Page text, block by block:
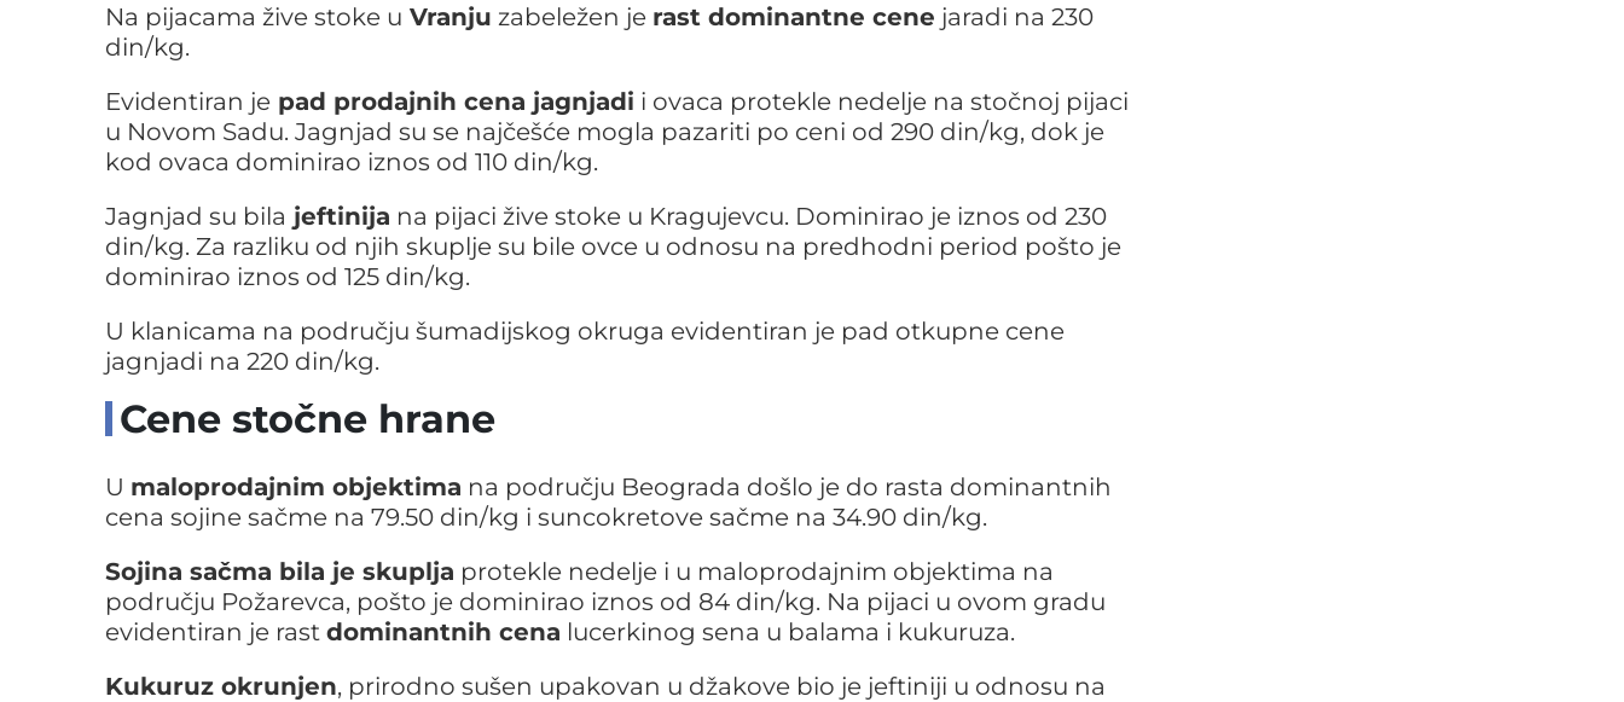
Na pijacama žive stoke u Vranju zabeležen je rast dominantne cene jaradi na 230
din/kg.
Evidentiran je pad prodajnih cena jagnjadi i ovaca protekle nedelje na stočnoj pijaci
u Novom Sadu. Jagnjad su se najčešće mogla pazariti po ceni od 290 din/kg, dok je
kod ovaca dominirao iznos od 110 din/kg.
Jagnjad su bila jeftinija na pijaci žive stoke u Kragujevcu. Dominirao je iznos od 230
din/kg. Za razliku od njih skuplje su bile ovce u odnosu na predhodni period pošto je
dominirao iznos od 125 din/kg.
U klanicama na području šumadijskog okruga evidentiran je pad otkupne cene
jagnjadi na 220 din/kg.
Cene stočne hrane
U maloprodajnim objektima na području Beograda došlo je do rasta dominantnih
cena sojine sačme na 79.50 din/kg i suncokretove sačme na 34.90 din/kg.
Sojina sačma bila je skuplja protekle nedelje i u maloprodajnim objektima na
području Požarevca, pošto je dominirao iznos od 84 din/kg. Na pijaci u ovom gradu
evidentiran je rast dominantnih cena lucerkinog sena u balama i kukuruza.
Kukuruz okrunjen, prirodno sušen upakovan u džakove bio je jeftiniji u odnosu na